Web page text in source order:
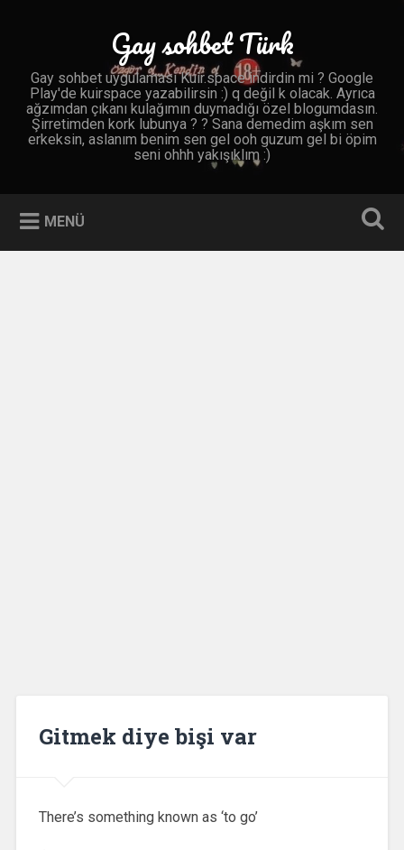
Gay sohbet Türk
Gay sohbet uygulaması Kuir.space indirdin mi ? Google
Play'de kuirspace yazabilirsin :) q değil k olacak. Ayrıca
ağzımdan çıkanı kulağımın duymadığı özel blogumdasın.
Şirretimden kork lubunya ? ? Sana demedim aşkım sen
erkeksin, aslanım benim sen gel ooh guzum gel bi öpim
seni ohhh yakışıklım :)
MENÜ
Gitmek diye bişi var
There’s something known as ‘to go’